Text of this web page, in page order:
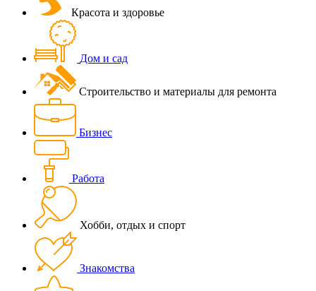
Красота и здоровье
Дом и сад
Строительство и материалы для ремонта
Бизнес
Работа
Хобби, отдых и спорт
Знакомства